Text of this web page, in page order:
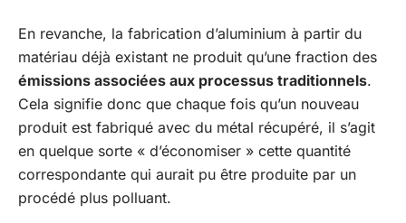
En revanche, la fabrication d’aluminium à partir du
matériau déjà existant ne produit qu’une fraction des
émissions associées aux processus traditionnels.
Cela signifie donc que chaque fois qu’un nouveau
produit est fabriqué avec du métal récupéré, il s’agit
en quelque sorte « d’économiser » cette quantité
correspondante qui aurait pu être produite par un
procédé plus polluant.